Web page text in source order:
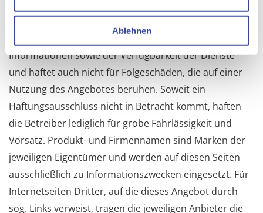
Ablehnen
„CURSOR Software AG” als Betreiber des Online-
Auftrittes übernimmt keinerlei Gewähr für Richtigkeit,
Vollständigkeit und Aktualität der enthaltenen
Informationen sowie der Verfügbarkeit der Dienste
und haftet auch nicht für Folgeschäden, die auf einer
Nutzung des Angebotes beruhen. Soweit ein
Haftungsausschluss nicht in Betracht kommt, haften
die Betreiber lediglich für grobe Fahrlässigkeit und
Vorsatz. Produkt- und Firmennamen sind Marken der
jeweiligen Eigentümer und werden auf diesen Seiten
ausschließlich zu Informationszwecken eingesetzt. Für
Internetseiten Dritter, auf die dieses Angebot durch
sog. Links verweist, tragen die jeweiligen Anbieter die